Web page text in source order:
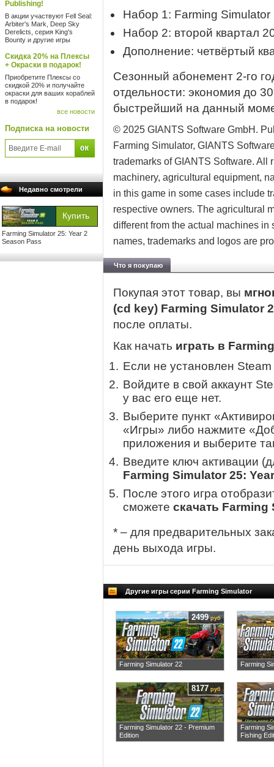
Publishing!
В акции участвуют Fell Seal:
Arbiter's Mark, Deep Sky
Derelicts, серия King's
Bounty и другие игры
Скидка 20% на Плексы
+ Окраски в подарок!
Приобретите Плексы со
скидкой 20% и получайте
окраски для ваших кораблей
в подарок!
все новости
Подписка на новости
Недавно смотрели
Farming Simulator 25: Year 2
Season Pass
Набор 1: Farming Simulator
Набор 2: второй квартал
Дополнение: четвёртый
Сезонный абонемент 2-го
отдельности: экономия до
быстрейший на данный
© 2025 GIANTS Software GmbH.
Farming Simulator, GIANTS
trademarks of GIANTS Software. All
machinery, agricultural equipment,
in this game in some cases include
respective owners. The agricultural
different from the actual machines
names, trademarks and logos are
Что я покупаю
Покупая этот товар, вы
(cd key) Farming Simulator
после оплаты.
Как начать играть в
Если не установлен
Войдите в свой аккаунт
у вас его еще нет.
Выберите пункт
«Игры» либо нажмите
приложения и выберите
Введите ключ активации
Farming Simulator 25:
После этого игра
сможете скачать Farming
* – для предварительных
день выхода игры.
Другие игры серии Farming Simulator
Farming Simulator 22
2499руб
Farming
Farming Simulator 22 - Premium
Edition
8177 руб
Farming
Fishing